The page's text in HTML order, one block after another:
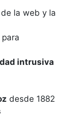
la web y la
para
intrusiva
desde 1882